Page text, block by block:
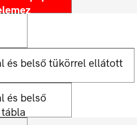
és belső tükörrel ellátott
és belső